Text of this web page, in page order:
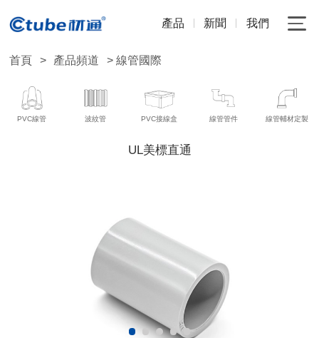
產品 新聞 我們
首頁 > 產品頻道 > 線管國際
PVC線管 波紋管 PVC接線盒 線管管件 線管輔材定製
UL美標直通